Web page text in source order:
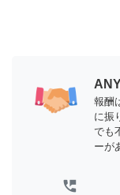
報酬
に振
でも
ーが
perm_phone_msg